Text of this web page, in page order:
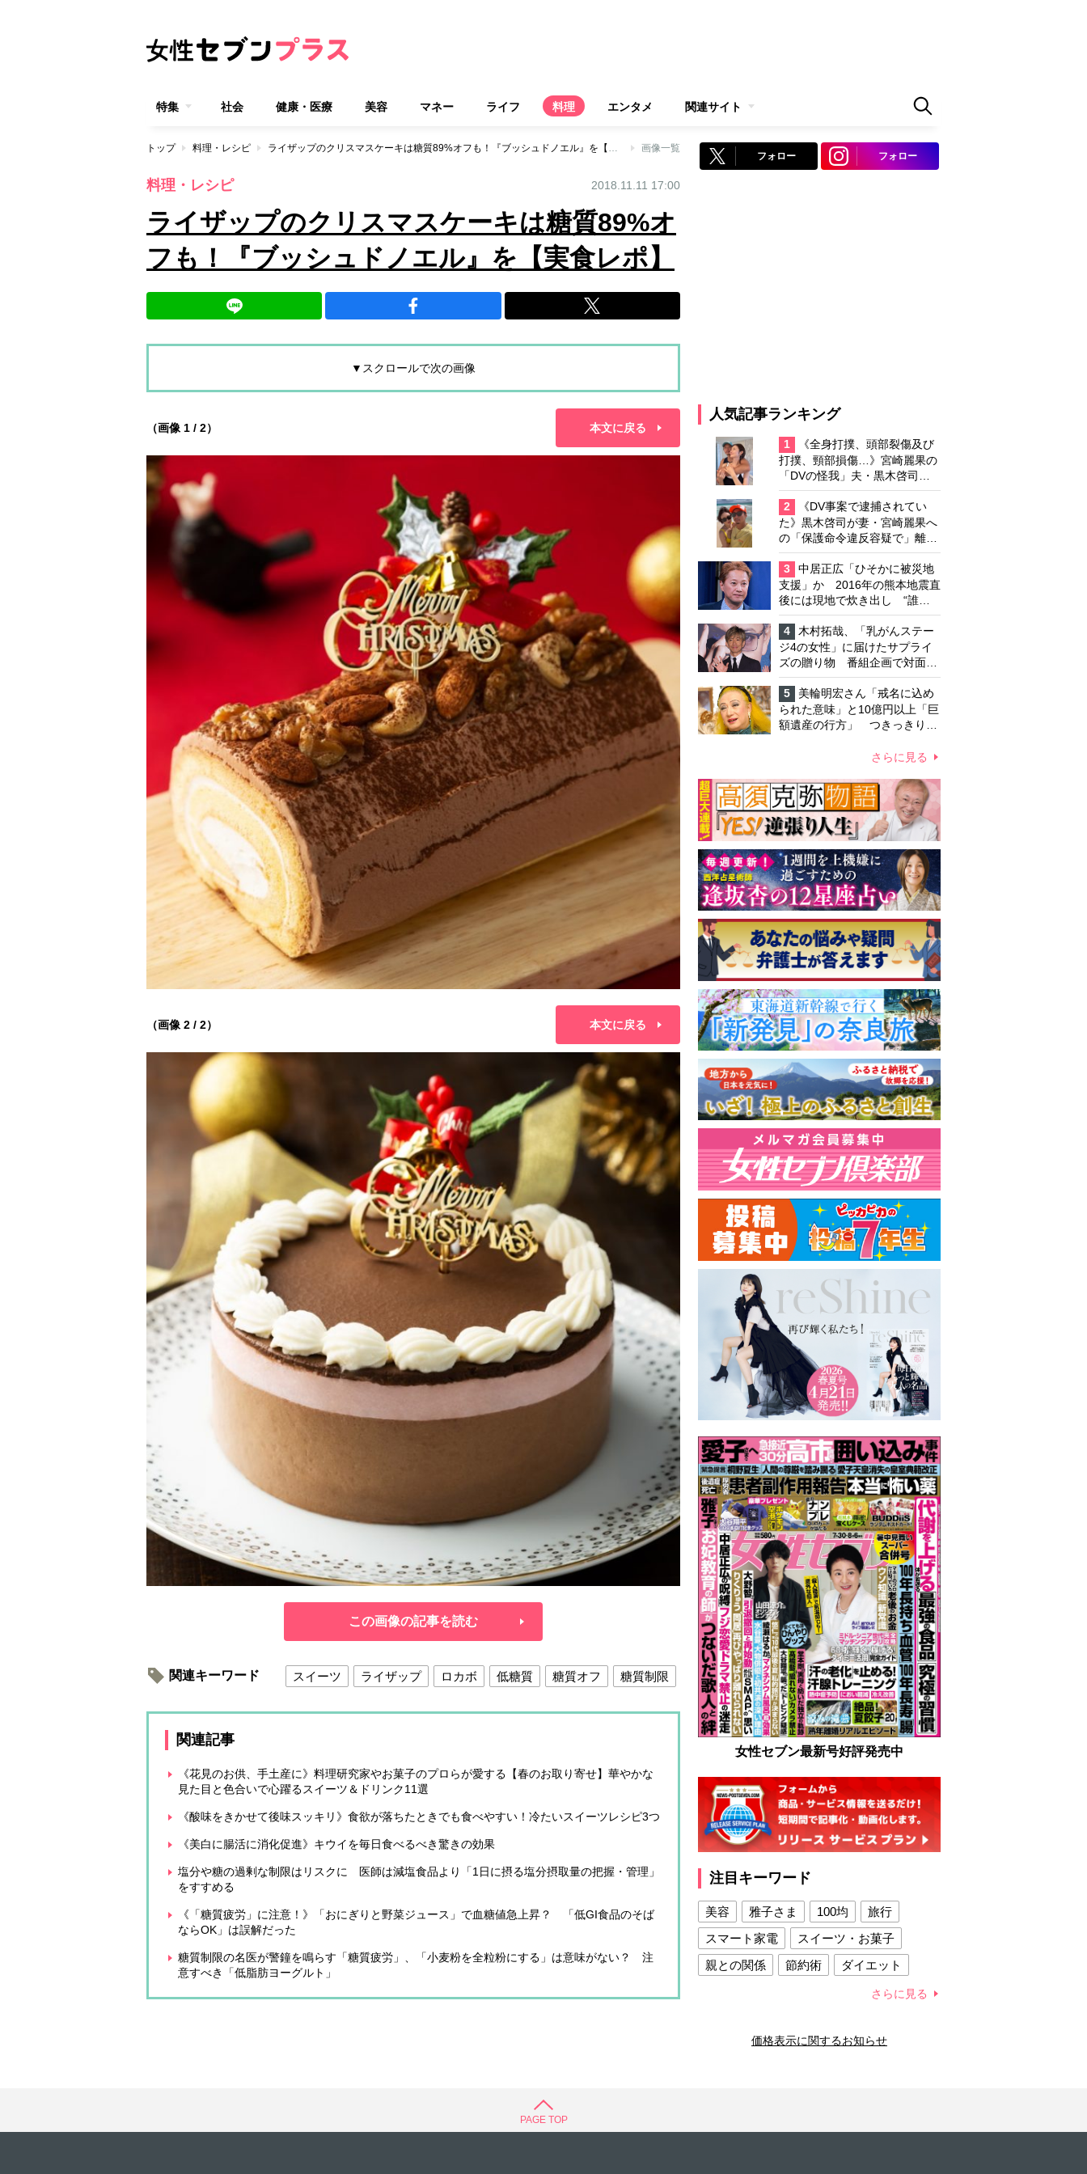
特集 社会 健康・医療 美容 マネー ライフ 料理 エンタメ 関連サイト
トップ 料理・レシピ ライザップのクリスマスケーキは糖質89%オフも！『ブッシュドノエル』を【実食レポ】 画像一覧
料理・レシピ 2018.11.11 17:00
ライザップのクリスマスケーキは糖質89%オ
フも！『ブッシュドノエル』を【実食レポ】
▼スクロールで次の画像
（画像 1 / 2） 本文に戻る
（画像 2 / 2） 本文に戻る
この画像の記事を読む
関連キーワード スイーツ ライザップ ロカボ 低糖質 糖質オフ 糖質制限
関連記事
《花見のお供、手土産に》料理研究家やお菓子のプロらが愛する【春のお取り寄せ】華やかな
見た目と色合いで心躍るスイーツ＆ドリンク11選
《酸味をきかせて後味スッキリ》食欲が落ちたときでも食べやすい！冷たいスイーツレシピ3つ
《美白に腸活に消化促進》キウイを毎日食べるべき驚きの効果
塩分や糖の過剰な制限はリスクに 医師は減塩食品より「1日に摂る塩分摂取量の把握・管理」
をすすめる
《「糖質疲労」に注意！》「おにぎりと野菜ジュース」で血糖値急上昇？ 「低GI食品のそば
ならOK」は誤解だった
糖質制限の名医が警鐘を鳴らす「糖質疲労」、「小麦粉を全粒粉にする」は意味がない？ 注
意すべき「低脂肪ヨーグルト」
フォロー フォロー
人気記事ランキング
1
《全身打撲、頭部裂傷及び
打撲、頸部損傷…》宮崎麗果の
「DVの怪我」夫・黒木啓司の
逮捕で始まる「夫婦の闘争」
2
《DV事案で逮捕されてい
た》黒木啓司が妻・宮崎麗果へ
の「保護命令違反容疑で」離婚
協議は「第二ステージ」へ
3
中居正広「ひそかに被災地
支援」か 2016年の熊本地震直
後には現地で炊き出し “誰に
も知られなくて良い”と、むし
ろ強まる福祉活動への思い
4
木村拓哉、「乳がんステー
ジ4の女性」に届けたサプライ
ズの贈り物 番組企画で対面し
たファンが、夢と希望を与える
心遣いに「うれしくて号泣しま
した」
5
美輪明宏さん「戒名に込め
られた意味」と10億円以上「巨
額遺産の行方」 つきっきりで
さらに見る
女性セブン最新号好評発売中
注目キーワード
美容 雅子さま 100均
旅行
スマート家電
スイーツ・お菓子
親との関係
節約術
ダイエット
夫との関係
新津春子 どか食い
さらに見る
価格表示に関するお知らせ
PAGE TOP